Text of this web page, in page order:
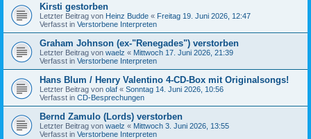
Kirsti gestorben
Letzter Beitrag von Heinz Budde « Freitag 19. Juni 2026, 12:47
Verfasst in Verstorbene Interpreten
Graham Johnson (ex-"Renegades") verstorben
Letzter Beitrag von waelz « Mittwoch 17. Juni 2026, 21:39
Verfasst in Verstorbene Interpreten
Hans Blum / Henry Valentino 4-CD-Box mit Originalsongs!
Letzter Beitrag von olaf « Sonntag 14. Juni 2026, 10:56
Verfasst in CD-Besprechungen
Bernd Zamulo (Lords) verstorben
Letzter Beitrag von waelz « Mittwoch 3. Juni 2026, 13:55
Verfasst in Verstorbene Interpreten